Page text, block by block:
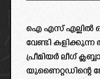
ഐ എസ് എല്ലിൽ
വേണ്ടി കളിക്കുന്ന
പ്രീമിയർ ലീഗ്
യുണൈറ്റഡിന്റെ